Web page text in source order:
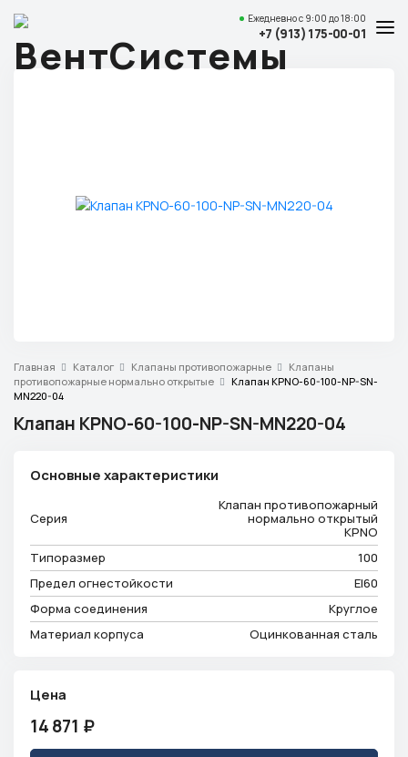
Ежедневнос 9:00 до 18:00
+7 (913) 175-00-01
Услуги и цены
Красноярск,
ул. Свердловская, 15 ст29, офис 4
Телефон
+7 (913) 175-00-01
ежедневно с 9:00 до 18:00
info@ventsystem24.ru
Бесплатная консультация
Главная Каталог Клапаны противопожарные
Клапаны
противопожарные нормально открытые
Клапан KPNO-60-100-NP-SN-
MN220-04
Клапан KPNO-60-100-NP-SN-MN220-04
Основные характеристики
Серия
Клапан противопожарный
нормально открытый
KPNO
Типоразмер
100
Предел огнестойкости
EI60
Форма соединения
Круглое
Материал корпуса
Оцинкованная сталь
Цена
14 871 ₽